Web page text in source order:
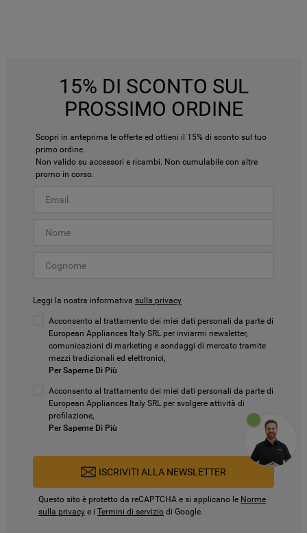
15% DI SCONTO SUL
PROSSIMO ORDINE
Scopri in anteprima le offerte ed ottieni il 15% di sconto sul tuo
primo ordine.
Non valido su accessori e ricambi. Non cumulabile con altre
promo in corso.
Leggi la nostra informativa sulla privacy
Acconsento al trattamento dei miei dati personali da parte di
European Appliances Italy SRL per inviarmi newsletter,
comunicazioni di marketing e sondaggi di mercato tramite
mezzi tradizionali ed elettronici,
Per Saperne Di Più
Acconsento al trattamento dei miei dati personali da parte di
European Appliances Italy SRL per svolgere attività di
profilazione,
Per Saperne Di Più
ISCRIVITI ALLA NEWSLETTER
Questo sito è protetto da reCAPTCHA e si applicano le Norme
sulla privacy e i Termini di servizio di Google.